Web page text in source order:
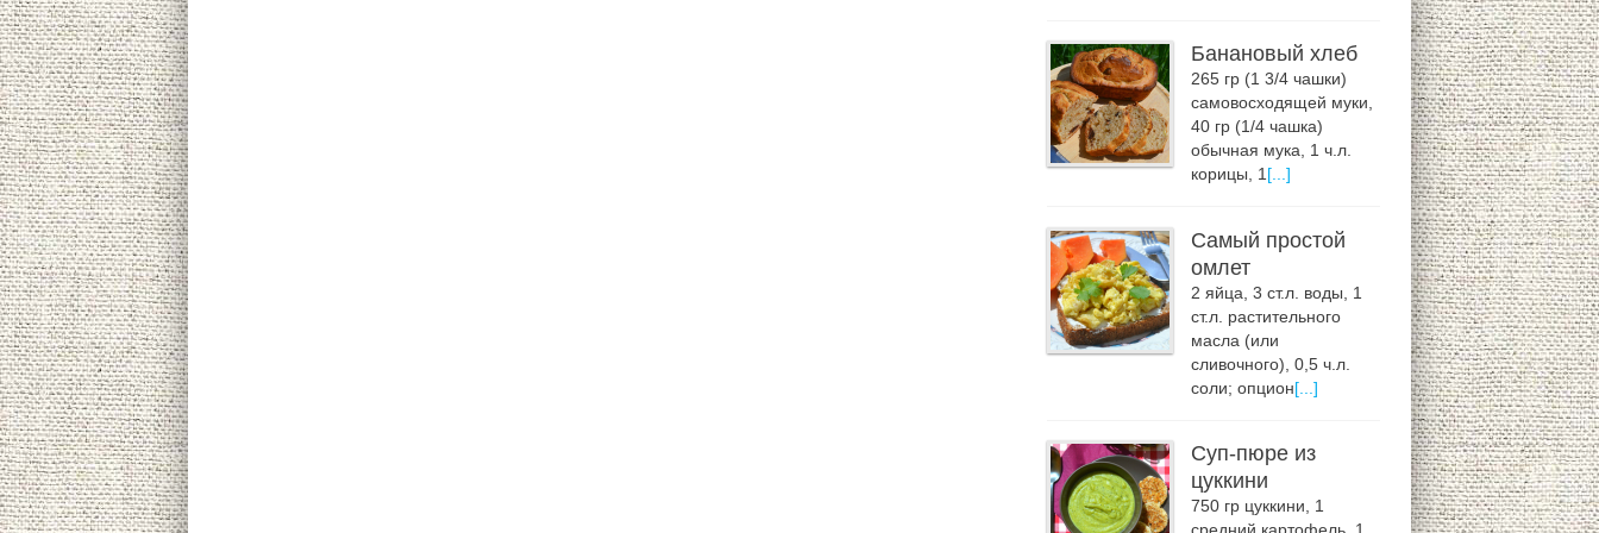
Банановый хлеб
265 гр (1 3/4 чашки)
самовосходящей муки,
40 гр (1/4 чашка)
обычная мука, 1 ч.л.
корицы, 1 [...]
Самый простой
омлет
2 яйца, 3 ст.л. воды, 1
ст.л. растительного
масла (или
сливочного), 0,5 ч.л.
соли; опцион[...]
Суп-пюре из
цуккини
750 гр цуккини, 1